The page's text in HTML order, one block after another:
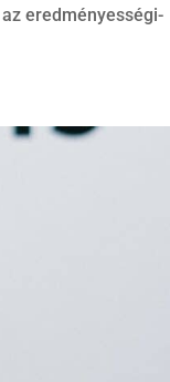
eredményességi-